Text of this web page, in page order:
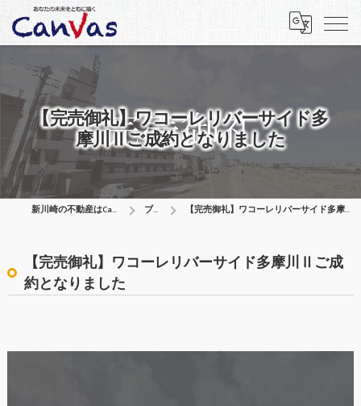
【完売御礼】ワコーレリバーサイド多
摩川Ⅱご成約となりました
新川崎の不動産はCanVas合同会社 ブログ 【完売御礼】ワコーレリバーサイド多摩川Ⅱご成約となりました
【完売御礼】ワコーレリバーサイド多摩川Ⅱご成
約となりました